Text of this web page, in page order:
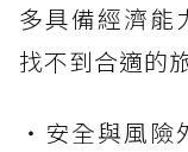
多具備經濟能
找不到合適的
・安全與風